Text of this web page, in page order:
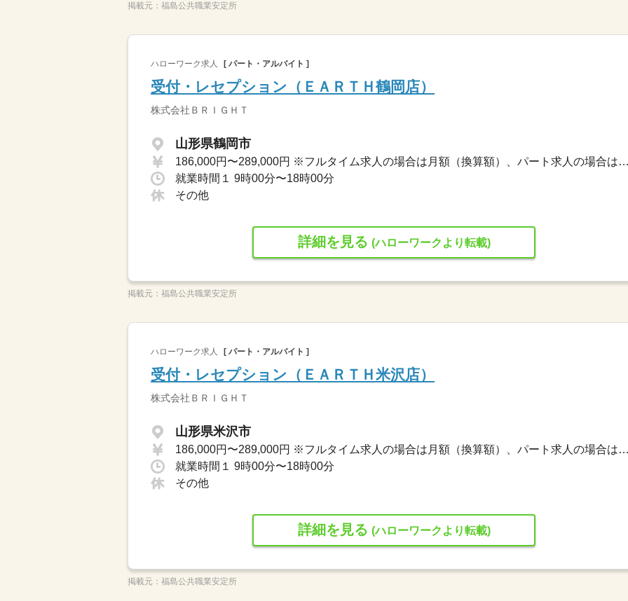
掲載元： 福島公共職業安定所
ハローワーク求人 [ パート・アルバイト ]
受付・レセプション（ＥＡＲＴＨ鶴岡店）
株式会社ＢＲＩＧＨＴ
山形県鶴岡市
186,000円〜289,000円 ※フルタイム求人の場合は月額（換算額）、パート求人の場合は時間額を表示しています。
就業時間１ 9時00分〜18時00分
その他
詳細を見る (ハローワークより転載)
掲載元： 福島公共職業安定所
ハローワーク求人 [ パート・アルバイト ]
受付・レセプション（ＥＡＲＴＨ米沢店）
株式会社ＢＲＩＧＨＴ
山形県米沢市
186,000円〜289,000円 ※フルタイム求人の場合は月額（換算額）、パート求人の場合は時間額を表示しています。
就業時間１ 9時00分〜18時00分
その他
詳細を見る (ハローワークより転載)
掲載元： 福島公共職業安定所